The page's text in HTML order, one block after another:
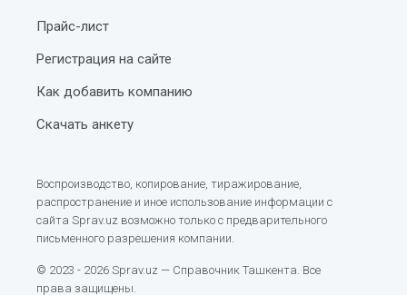
Прайс-лист
Регистрация на сайте
Как добавить компанию
Скачать анкету
Воспроизводство, копирование, тиражирование,
распространение и иное использование информации с
сайта Sprav.uz возможно только с предварительного
письменного разрешения компании.
© 2023 - 2026 Sprav.uz — Справочник Ташкента. Все
права защищены.